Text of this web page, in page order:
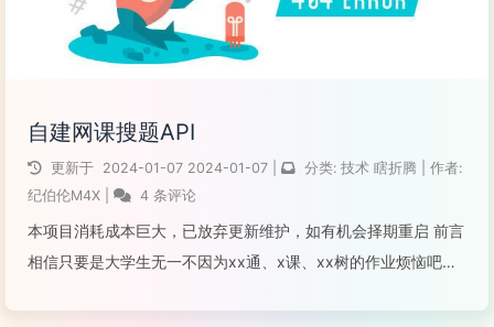
自建网课搜题API
更新于 2024-01-07 2024-01-07 分类: 技术 瞎折腾
作者:
纪伯伦M4X
4 条评论
本项目消耗成本巨大，已放弃更新维护，如有机会择期重启 前言
相信只要是大学生无一不因为xx通、x课、xx树的作业烦恼吧，